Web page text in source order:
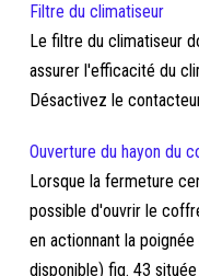
Filtre du climatiseur
Le filtre du climatiseur
assurer l'efficacité du
Désactivez le
Ouverture du hayon du
Lorsque la fermeture
possible d'ouvrir le
en actionnant la
disponible) fig. 43 située